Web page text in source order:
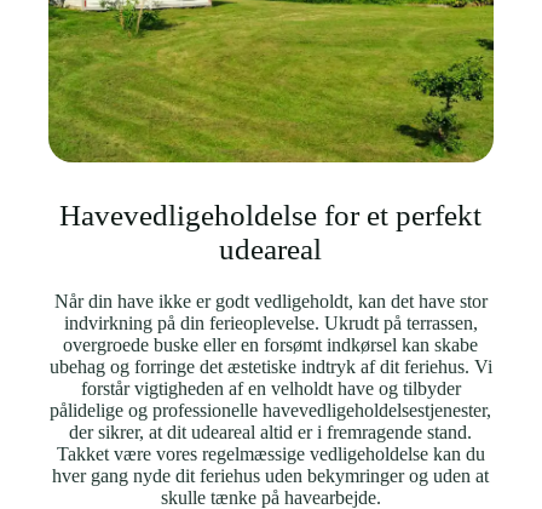
Havevedligeholdelse for et perfekt
udeareal
Når din have ikke er godt vedligeholdt, kan det have stor
indvirkning på din ferieoplevelse. Ukrudt på terrassen,
overgroede buske eller en forsømt indkørsel kan skabe
ubehag og forringe det æstetiske indtryk af dit feriehus. Vi
forstår vigtigheden af en velholdt have og tilbyder
pålidelige og professionelle havevedligeholdelsestjenester,
der sikrer, at dit udeareal altid er i fremragende stand.
Takket være vores regelmæssige vedligeholdelse kan du
hver gang nyde dit feriehus uden bekymringer og uden at
skulle tænke på havearbejde.